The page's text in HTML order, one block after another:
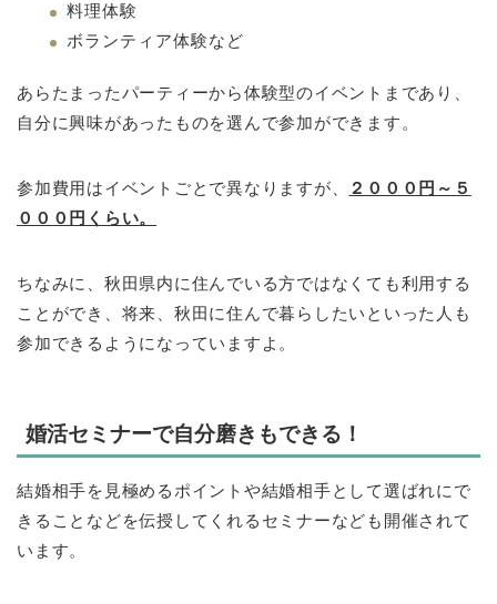
料理体験
ボランティア体験など
あらたまったパーティーから体験型のイベントまであり、
自分に興味があったものを選んで参加ができます。
参加費用はイベントごとで異なりますが、
２０００円～５
０００円くらい。
ちなみに、秋田県内に住んでいる方ではなくても利用する
ことができ、将来、秋田に住んで暮らしたいといった人も
参加できるようになっていますよ。
婚活セミナーで自分磨きもできる！
結婚相手を見極めるポイントや結婚相手として選ばれにで
きることなどを伝授してくれるセミナーなども開催されて
います。